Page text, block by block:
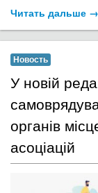
Читать дальше →
Новость
​У новій
органів
асоціацій